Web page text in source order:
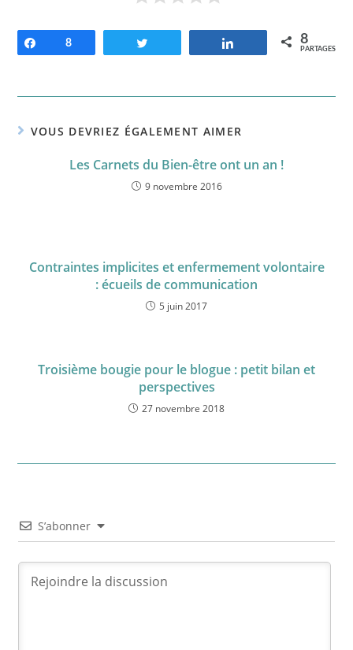
Partagez
8 Partagez 8
PARTAGES
VOUS DEVRIEZ ÉGALEMENT AIMER
Les Carnets du Bien-être ont un an !
9 novembre 2016
Contraintes implicites et enfermement volontaire
: écueils de communication
5 juin 2017
Troisième bougie pour le blogue : petit bilan et
perspectives
27 novembre 2018
S’abonner